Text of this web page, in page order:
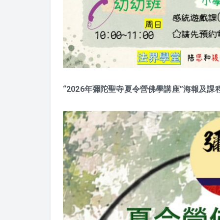
“2026年彌陀聖寺夏令營佛學講座”海報及課